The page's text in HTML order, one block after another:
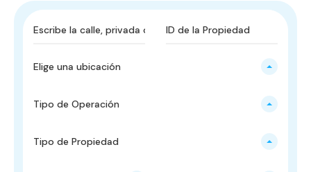
Elige una ubicación
Tipo de Operación
Tipo de Propiedad